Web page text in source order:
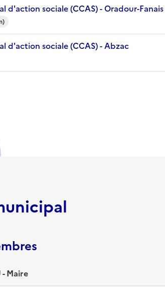
d'action sociale (CCAS) - Oradour-Fanais
d'action sociale (CCAS) - Abzac
- Maire